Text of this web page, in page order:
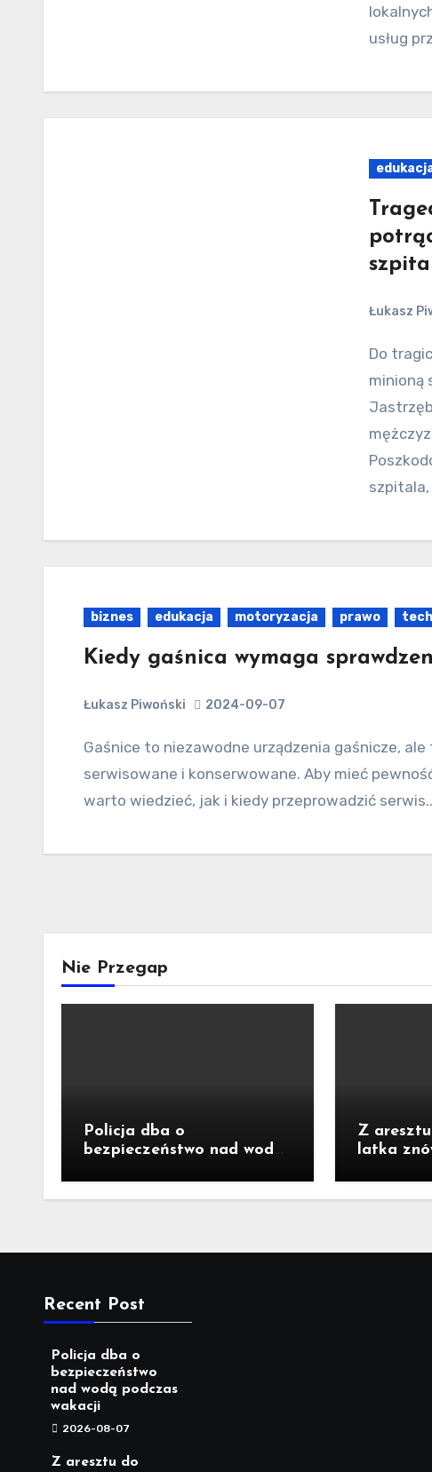
usług
Łukasz
Do tragicznego w skutkach wypadku doszło w
minioną
biznes edukacja motoryzacja prawo
Kiedy gaśnica wymaga
Łukasz Piwoński 2024-09-07
Gaśnice to niezawodne urządzenia gaśnicze, ale tylko wtedy, gdy są regularnie
serwisowane i konserwowane. Aby mieć
warto wiedzieć, jak i kiedy przeprowadzić
Nie Przegap
Policja dba o
bezpieczeństwo nad wodą
Z
latka
Recent Post
Policja dba o
bezpieczeństwo
nad wodą podczas
wakacji
2026-08-07
Z aresztu do